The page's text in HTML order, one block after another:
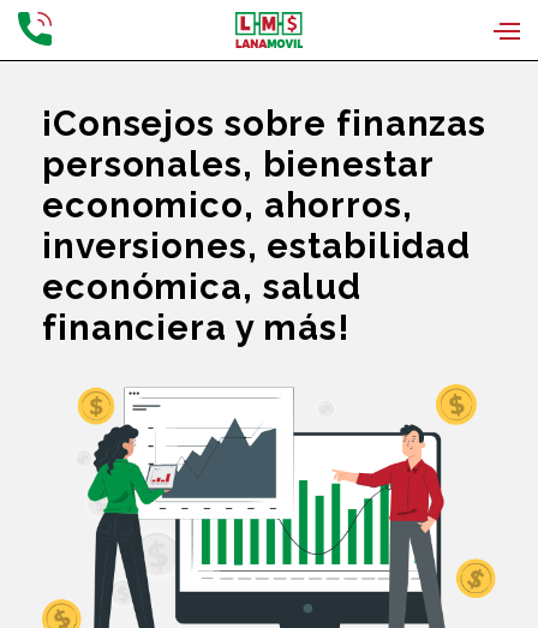
¡Consejos sobre finanzas
personales, bienestar
economico, ahorros,
inversiones, estabilidad
económica, salud
financiera y más!